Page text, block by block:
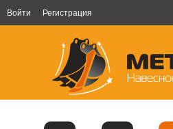
Войти Регистрация